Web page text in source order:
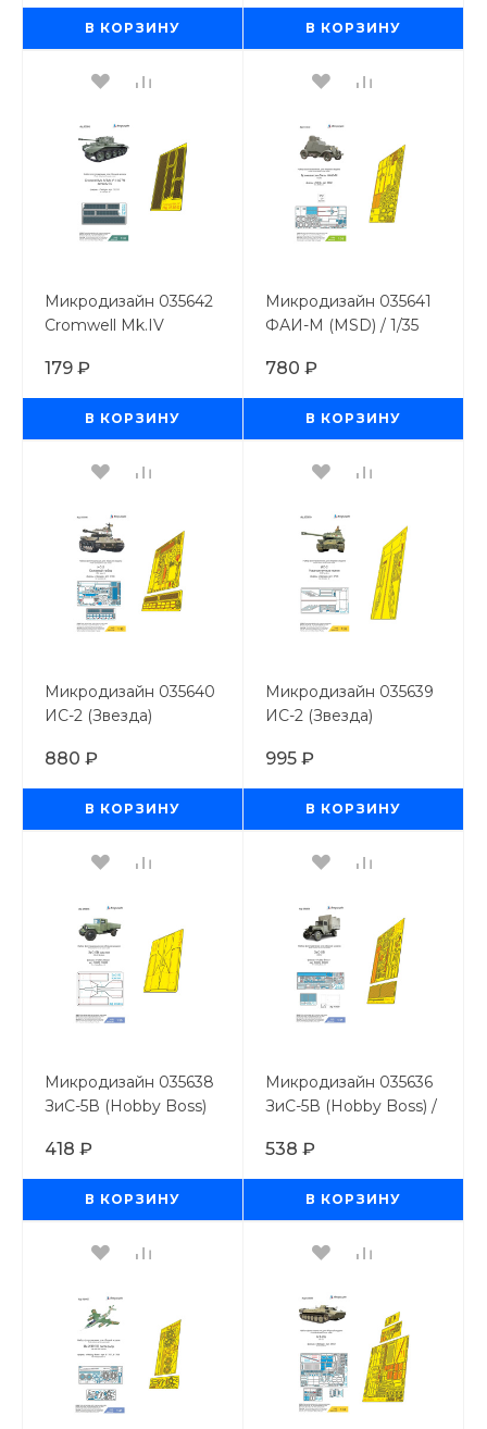
В КОРЗИНУ В КОРЗИНУ
Микродизайн 035642
Cromwell Mk.IV
179 ₽
В КОРЗИНУ
Микродизайн 035641
ФАИ-М (MSD) / 1/35
780 ₽
В КОРЗИНУ
Микродизайн 035640
ИС-2 (Звезда)
880 ₽
В КОРЗИНУ
Микродизайн 035639
ИС-2 (Звезда)
/ 1/35
995 ₽
В КОРЗИНУ
Микродизайн 035638
ЗиС-5В (Hobby Boss)
418 ₽
В КОРЗИНУ
Микродизайн 035636
ЗиС-5В (Hobby Boss) /
538 ₽
В КОРЗИНУ